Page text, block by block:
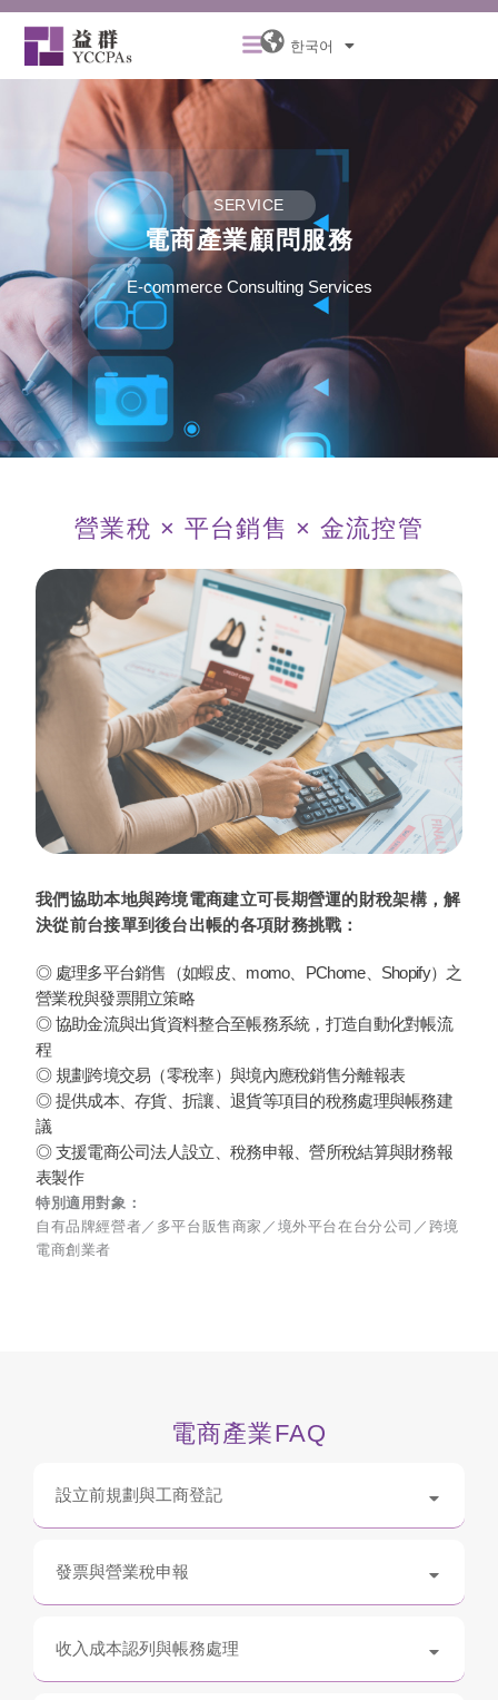
콘
Menu한국어
SERVICE
電商產業顧問服務
E-commerce Consulting Services
營業稅 × 平台銷售 × 金流控管
我們協助本地與跨境電商建立可長期營運的財稅架構，解
決從前台接單到後台出帳的各項財務挑戰：
◎ 處理多平台銷售（如蝦皮、momo、PChome、Shopify）之
營業稅與發票開立策略
◎ 協助金流與出貨資料整合至帳務系統，打造自動化對帳流
程
◎ 規劃跨境交易（零稅率）與境內應稅銷售分離報表
◎ 提供成本、存貨、折讓、退貨等項目的稅務處理與帳務建
議
◎ 支援電商公司法人設立、稅務申報、營所稅結算與財務報
表製作
特別適用對象：
自有品牌經營者／多平台販售商家／境外平台在台分公司／跨境
電商創業者
電商產業FAQ
設立前規劃與工商登記
發票與營業稅申報
收入成本認列與帳務處理